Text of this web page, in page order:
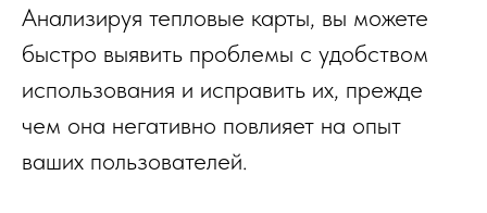
Анализируя тепловые карты, вы можете
быстро выявить проблемы с удобством
использования и исправить их, прежде
чем она негативно повлияет на опыт
ваших пользователей.